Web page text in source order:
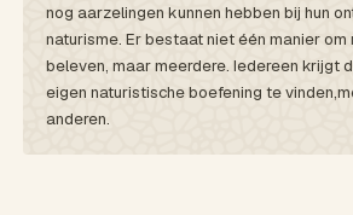
nog aarzelingen kunnen hebben bij hun
naturisme. Er bestaat niet één manier om
beleven, maar meerdere. Iedereen krijgt
eigen naturistische boefening te
anderen.